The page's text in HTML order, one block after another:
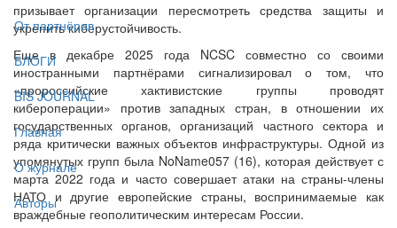
От партнёров
БЛОГИ
BIS JOURNAL
Главная
О журнале
Авторы
призывает организации пересмотреть средства защиты и
укрепить киберустойчивость.
Еще в декабре 2025 года NCSC совместно со своими
иностранными партнёрами сигнализировал о том, что
«пророссийские хактивистские группы проводят
кибероперации» против западных стран, в отношении их
государственных органов, организаций частного сектора и
ряда критически важных объектов инфраструктуры. Одной из
упомянутых групп была NoName057 (16), которая действует с
марта 2022 года и часто совершает атаки на страны-члены
НАТО и другие европейские страны, воспринимаемые как
враждебные геополитическим интересам России.